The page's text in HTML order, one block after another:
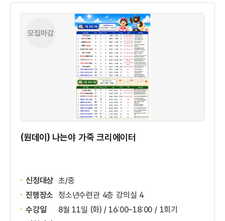
모집마감
(원데이) 나는야 가죽 크리에이터
신청대상 초/중
진행장소 청소년수련관 4층 강의실 4
수강일
8월 11일 (화) / 16:00~18:00 / 1회기